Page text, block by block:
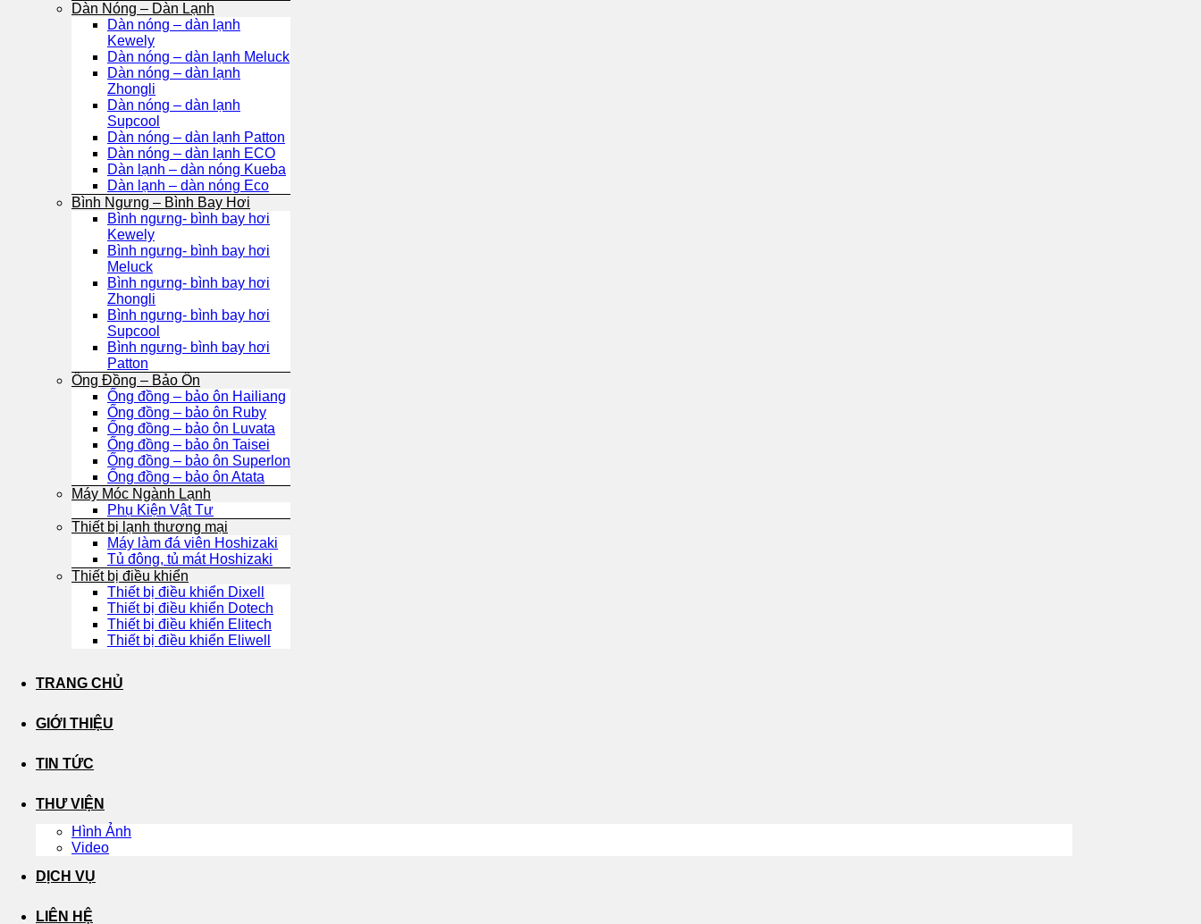
Dàn Nóng – Dàn Lạnh
Dàn nóng – dàn lạnh
Kewely
Dàn nóng – dàn lạnh Meluck
Dàn nóng – dàn lạnh
Zhongli
Dàn nóng – dàn lạnh
Supcool
Dàn nóng – dàn lạnh Patton
Dàn nóng – dàn lạnh ECO
Dàn lạnh – dàn nóng Kueba
Dàn lạnh – dàn nóng Eco
Bình Ngưng – Bình Bay Hơi
Bình ngưng- bình bay hơi
Kewely
Bình ngưng- bình bay hơi
Meluck
Bình ngưng- bình bay hơi
Zhongli
Bình ngưng- bình bay hơi
Supcool
Bình ngưng- bình bay hơi
Patton
Ống Đồng – Bảo Ôn
Ống đồng – bảo ôn Hailiang
Ống đồng – bảo ôn Ruby
Ống đồng – bảo ôn Luvata
Ống đồng – bảo ôn Taisei
Ống đồng – bảo ôn Superlon
Ống đồng – bảo ôn Atata
Máy Móc Ngành Lạnh
Phụ Kiện Vật Tư
Thiết bị lạnh thương mại
Máy làm đá viên Hoshizaki
Tủ đông, tủ mát Hoshizaki
Thiết bị điều khiển
Thiết bị điều khiển Dixell
Thiết bị điều khiển Dotech
Thiết bị điều khiển Elitech
Thiết bị điều khiển Eliwell
TRANG CHỦ
GIỚI THIỆU
TIN TỨC
THƯ VIỆN
Hình Ảnh
Video
DỊCH VỤ
LIÊN HỆ